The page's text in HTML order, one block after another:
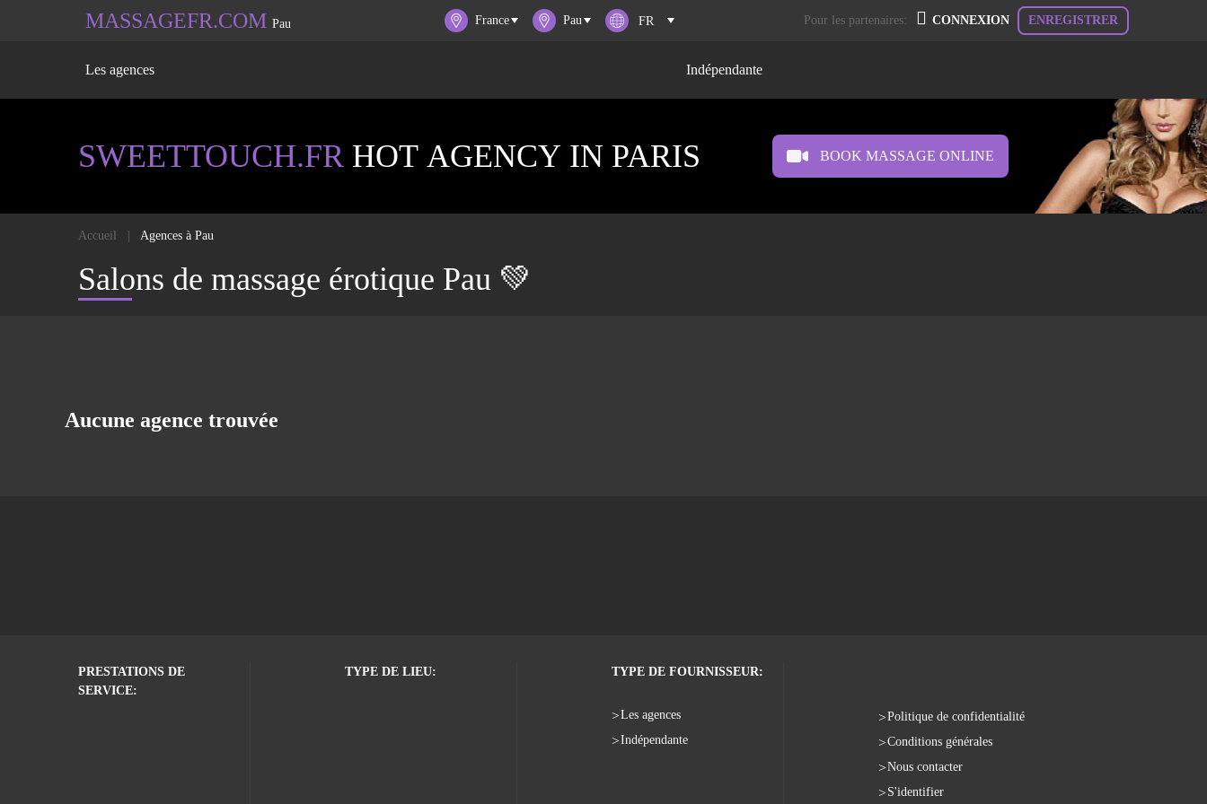
MASSAGEFR.COM Pau France Pau Pour les partenaires: CONNEXION ENREGISTRER
Les agences Indépendante
SWEETTOUCH.FR HOT AGENCY IN PARIS BOOK MASSAGE ONLINE
Accueil Agences à Pau
Salons de massage érotique Pau 💚
Aucune agence trouvée
PRESTATIONS DE
SERVICE:
TYPE DE LIEU: TYPE DE FOURNISSEUR:
Les agences
Indépendante
Politique de confidentialité
Conditions générales
Nous contacter
S'identifier